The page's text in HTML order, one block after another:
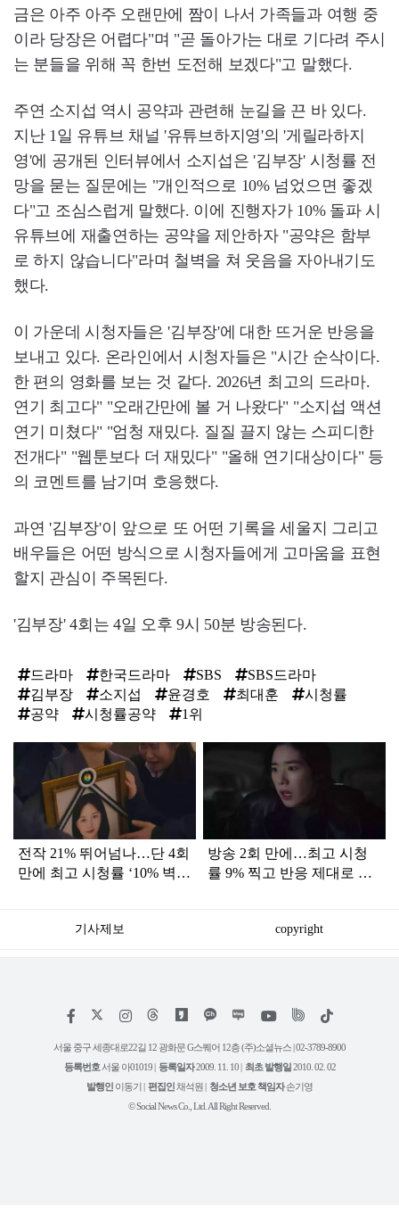
금은 아주 아주 오랜만에 짬이 나서 가족들과 여행 중
이라 당장은 어렵다"며 "곧 돌아가는 대로 기다려 주시
는 분들을 위해 꼭 한번 도전해 보겠다"고 말했다.
주연 소지섭 역시 공약과 관련해 눈길을 끈 바 있다.
지난 1일 유튜브 채널 '유튜브하지영'의 '게릴라하지
영'에 공개된 인터뷰에서 소지섭은 '김부장' 시청률 전
망을 묻는 질문에는 "개인적으로 10% 넘었으면 좋겠
다"고 조심스럽게 말했다. 이에 진행자가 10% 돌파 시
유튜브에 재출연하는 공약을 제안하자 "공약은 함부
로 하지 않습니다"라며 철벽을 쳐 웃음을 자아내기도
했다.
이 가운데 시청자들은 '김부장'에 대한 뜨거운 반응을
보내고 있다. 온라인에서 시청자들은 "시간 순삭이다.
한 편의 영화를 보는 것 같다. 2026년 최고의 드라마.
연기 최고다" "오래간만에 볼 거 나왔다" "소지섭 액션
연기 미쳤다" "엄청 재밌다. 질질 끌지 않는 스피디한
전개다" "웹툰보다 더 재밌다" "올해 연기대상이다" 등
의 코멘트를 남기며 호응했다.
과연 '김부장'이 앞으로 또 어떤 기록을 세울지 그리고
배우들은 어떤 방식으로 시청자들에게 고마움을 표현
할지 관심이 주목된다.
'김부장' 4회는 4일 오후 9시 50분 방송된다.
드라마 한국드라마 SBS
SBS드라마
김부장
소지섭 윤경호 최대훈
시청률
공약
시청률공약 1위
탑
인
전작 21% 뛰어넘나…단 4회
만에 최고 시청률 ‘10% 벽’
방송 2회 만에…최고 시청
률 9% 찍고 반응 제대로 터
기사제보 copyright
페
스
인
타
램
위
트
유
튜
틱
서울 중구 세종대로22길 12 광화문 G스퀘어 12층 (주)소셜뉴스 | 02-3789-8900
등록번호 서울 아01019 | 등록일자2009. 11. 10 | 최초 발행일2010. 02. 02
발행인 이동기 | 편집인채석원 | 청소년 보호 책임자손기영
© Social News Co., Ltd. All Right Reserved.